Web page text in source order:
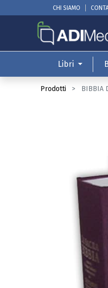
CHI SIAMO
Libri
Prodotti BIBBIA